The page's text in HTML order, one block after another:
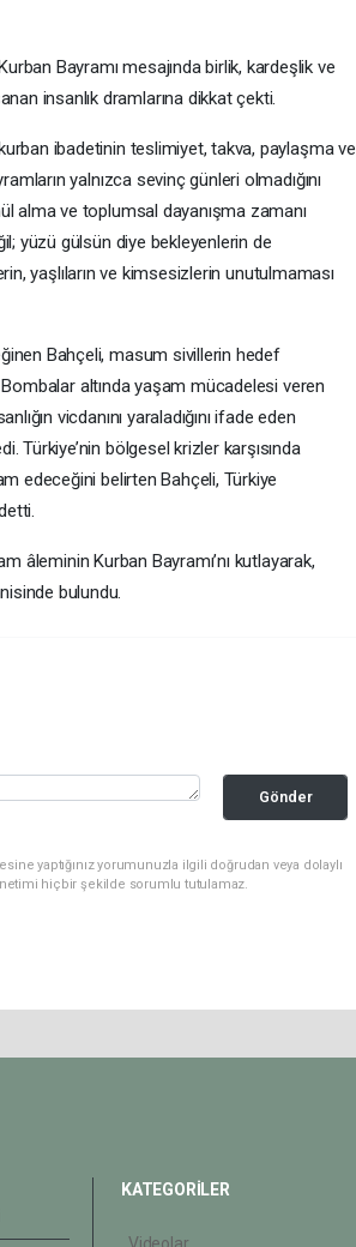
Bayramı mesajında birlik, kardeşlik ve
insanlık dramlarına dikkat çekti.
ibadetinin teslimiyet, takva, paylaşma ve
yalnızca sevinç günleri olmadığını
alma ve toplumsal dayanışma zamanı
yüzü gülsün diye bekleyenlerin de
yaşlıların ve kimsesizlerin unutulmaması
Bahçeli, masum sivillerin hedef
Bombalar altında yaşam mücadelesi veren
vicdanını yaraladığını ifade eden
Türkiye’nin bölgesel krizler karşısında
edeceğini belirten Bahçeli, Türkiye
âleminin Kurban Bayramı’nı kutlayarak,
bulundu.
Gönder
yaptığınız yorumunuzla ilgili doğrudan veya dolaylı
hiçbir şekilde sorumlu tutulamaz.
KATEGORİLER
Videolar